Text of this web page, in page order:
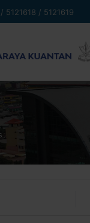
5121618 / 5121619